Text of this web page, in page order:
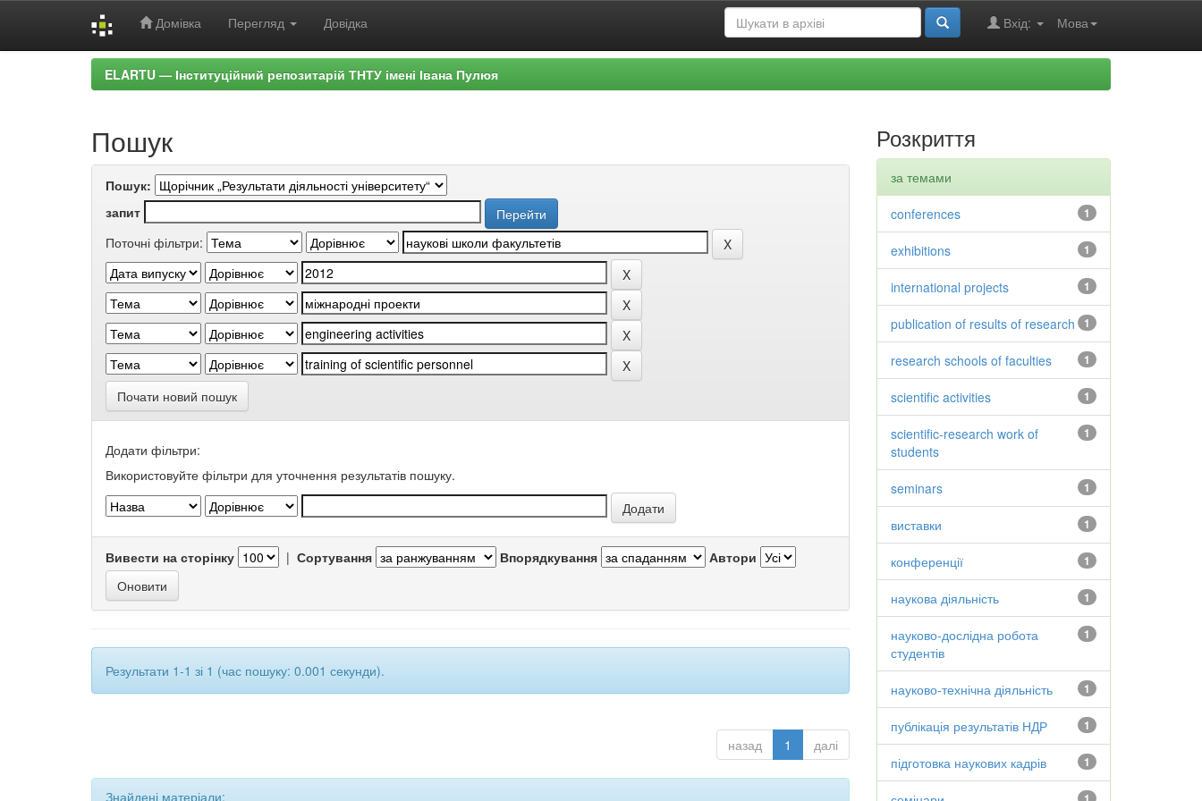
Домівка Перегляд Довідка Мова
Вхід:
ELARTU — Інституційний репозитарій ТНТУ імені Івана Пулюя
Пошук
Пошук:
запит
Поточні фільтри:
Почати новий пошук
Додати фільтри:
Використовуйте фільтри для уточнення результатів пошуку.
Вивести на сторінку | Сортування Впорядкування Автори
Результати 1-1 зі 1 (час пошуку: 0.001 секунди).
назад 1 далі
Знайдені матеріали:
Розкриття
за темами
1
conferences
1
exhibitions
1
international projects
1
publication of results of research
1
research schools of faculties
1
scientific activities
1
scientific-research work of
students
1
seminars
1
виставки
1
конференції
1
наукова діяльність
1
науково-дослідна робота
студентів
1
науково-технічна діяльність
1
публікація результатів НДР
1
підготовка наукових кадрів